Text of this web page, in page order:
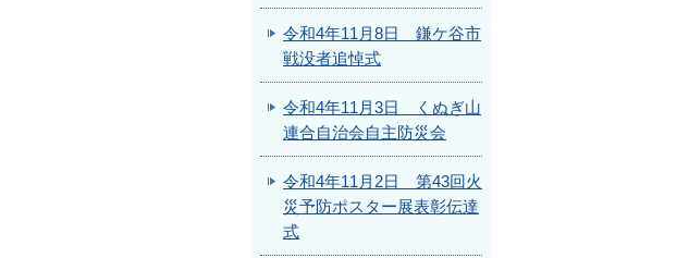
令和4年11月8日 鎌ケ谷市
戦没者追悼式
令和4年11月3日 くぬぎ山
連合自治会自主防災会
令和4年11月2日 第43回火
災予防ポスター展表彰伝達
式